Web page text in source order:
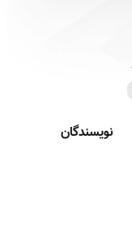
نویسندگان